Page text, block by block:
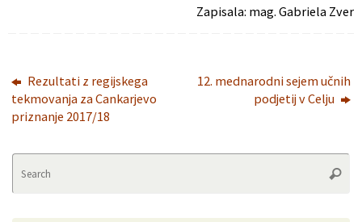
Zapisala: mag. Gabriela Zver
Rezultati z regijskega
tekmovanja za Cankarjevo
priznanje 2017/18
12. mednarodni sejem učnih
podjetij v Celju